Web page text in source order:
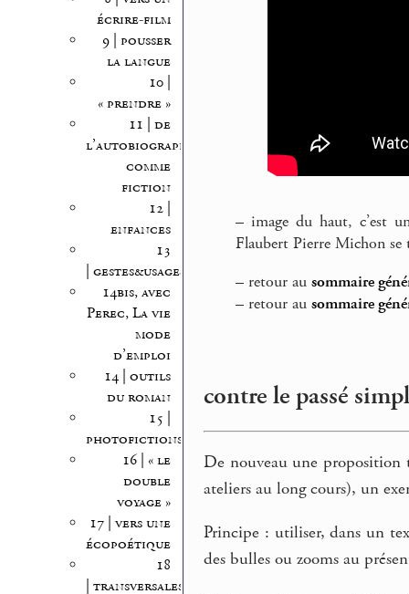
écrire-film
9 | pousser
la langue
10 |
« prendre »
11 | de
l’autobiographie
comme
fiction
12 |
enfances
13
| gestes&usages
14bis, avec
Perec, La vie
mode
d’emploi
14 | outils
du roman
15 |
photofictions
16 | « le
double
voyage »
17 | vers une
écopoétique
18
| transversales
– image du haut, c’est
Flaubert Pierre Michon se
– retour au sommaire
– retour au sommaire
contre le passé
De nouveau une proposition
ateliers au long cours), un
Principe : utiliser, dans un
des bulles ou zooms au